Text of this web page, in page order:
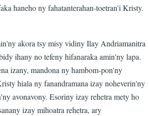
haneho ny fahatanterahan-toetran'i Kristy.
akora tsy misy vidiny Ilay Andriamanitra
ihany no tefeny hifanaraka amin'ny lapa.
izany, mandona ny hambom-pon'ny
hiala ny fanandramana izay noheverin'ny
avonavony. Esoriny izay rehetra mety ho
izay mihoatra rehetra, ary